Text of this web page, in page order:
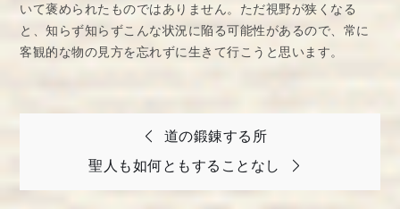
いて褒められたものではありません。ただ視野が狭くなる
と、知らず知らずこんな状況に陥る可能性があるので、常に
客観的な物の見方を忘れずに生きて行こうと思います。
ナ
道の鍛錬する所
聖人も如何ともすることなし